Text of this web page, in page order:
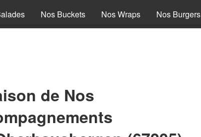
Nos Buckets Nos Wraps Nos Burgers
de Nos